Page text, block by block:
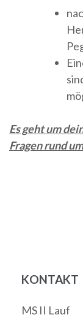
Es geht um
Fragen rund
KONTAKT
MS II Lauf